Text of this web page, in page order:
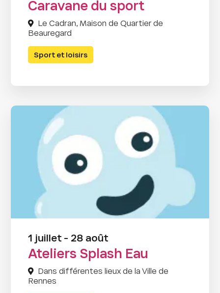
Caravane du sport
Le Cadran, Maison de Quartier de
Beauregard
Sport et loisirs
1 juillet - 28 août
Ateliers Splash Eau
Dans différentes lieux de la Ville de
Rennes